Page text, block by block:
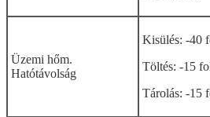
Üzemi hőm.
Hatótávolság
Kisülés: -40
Töltés: -15
Tárolás: -15